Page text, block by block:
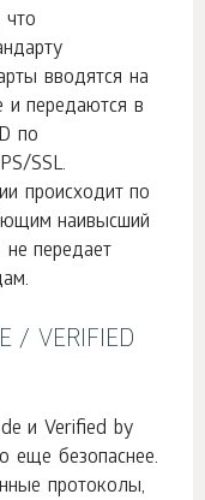
что
вводятся на
и передаются в
по
SSL.
происходит по
наивысший
не передает
/ VERIFIED
и Verified by
еще безопаснее.
протоколы,